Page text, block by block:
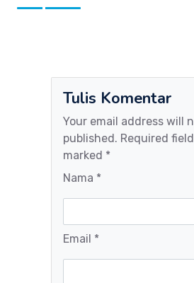
Tulis Komentar
Your email address will
published. Required
marked *
Nama *
Email *